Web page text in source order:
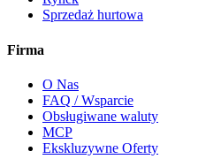
Sprzedaż hurtowa
Firma
O Nas
FAQ / Wsparcie
Obsługiwane waluty
MCP
Ekskluzywne Oferty